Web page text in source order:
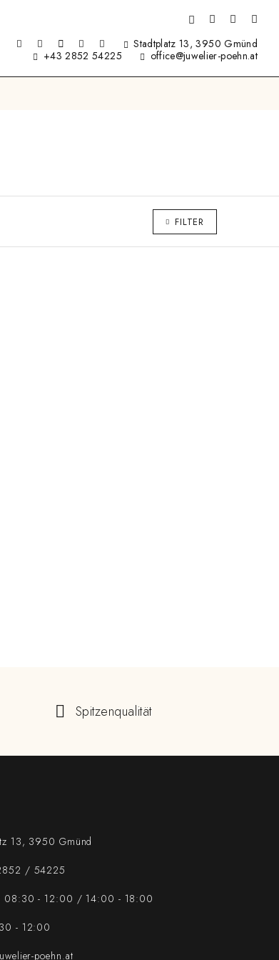
Stadtplatz 13, 3950 Gmünd
+43 2852 54225
office@juwelier-poehn.at
FILTER
Spitzenqualität
13, 3950 Gmünd
/ 54225
08:30 - 12:00 / 14:00 - 18:00
- 12:00
poehn.at